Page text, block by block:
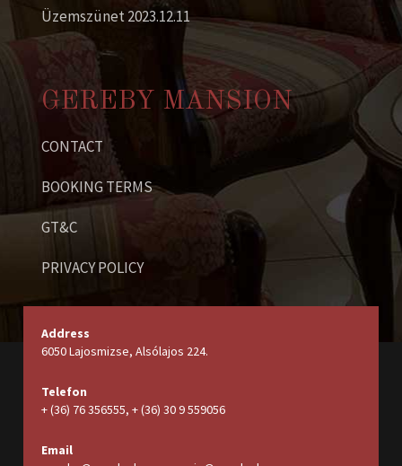
Üzemszünet 2023.12.11
GEREBY MANSION
CONTACT
BOOKING TERMS
GT&C
PRIVACY POLICY
Address
6050 Lajosmizse, Alsólajos 224.
Telefon
+ (36) 76 356555, + (36) 30 9 559056
Email